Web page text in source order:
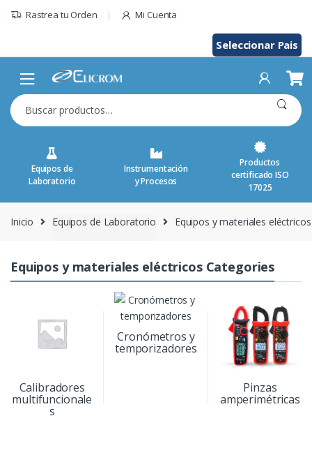
Rastrea tu Orden Mi Cuenta
Seleccionar Pais
Buscar
por:
Equipos de
Laboratorio
Instrumentación
y Procesos
Productos
certificado ISO
17025
Inicio Equipos de Laboratorio Equipos y materiales eléctricos
Equipos y materiales eléctricos Categories
Calibradores
multifuncionale
s
Cronómetros y
temporizadores
Pinzas
amperimétricas